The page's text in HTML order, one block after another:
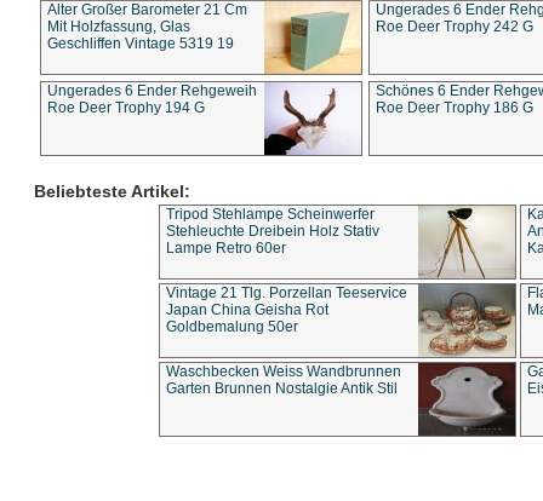
Alter Großer Barometer 21 Cm
Mit Holzfassung, Glas
Geschliffen Vintage 5319 19
Ungerades 6 Ender
Roe Deer Trophy 242 G
Ungerades 6 Ender Rehgeweih
Roe Deer Trophy 194 G
Schönes 6 Ender
Roe Deer Trophy 186 G
Beliebteste Artikel:
Tripod Stehlampe Scheinwerfer
Stehleuchte Dreibein Holz Stativ
Lampe Retro 60er
Vintage 21 Tlg. Porzellan Teeservice
Japan China Geisha Rot
Goldbemalung 50er
Waschbecken Weiss Wandbrunnen
Garten Brunnen Nostalgie Antik Stil